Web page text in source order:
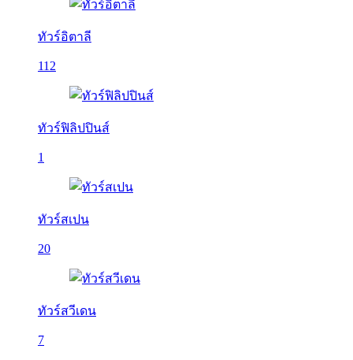
ทัวร์อิตาลี
112
ทัวร์ฟิลิปปินส์
1
ทัวร์สเปน
20
ทัวร์สวีเดน
7